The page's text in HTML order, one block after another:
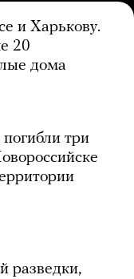
и Харькову.
20
дома
три
разведки,